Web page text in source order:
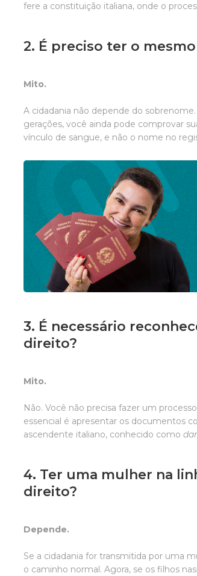
fere a constituição italiana, onde o
2. É preciso ter o
Mito.
A cidadania não depende do
gerações, você ainda pode comprovar
vínculo de sangue, e não o nome no
3. É necessário
direito?
Mito.
Não. Você não precisa fazer um
essencial é apresentar os documentos
ascendente italiano, conhecido como
4. Ter uma mulher na
direito?
Depende.
Se a cidadania for transmitida por uma
o caminho normal. Agora, se os filhos